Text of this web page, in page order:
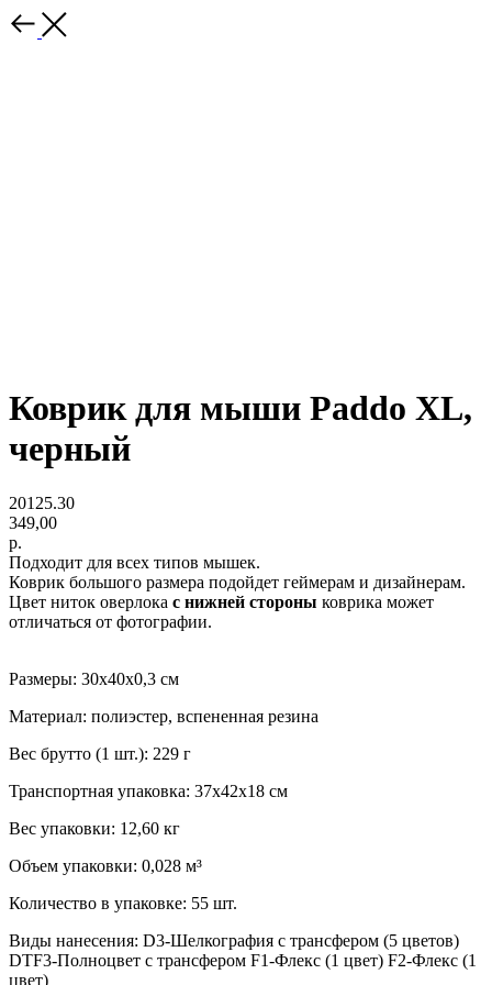
Коврик для мыши Paddo ХL,
черный
20125.30
349,00
р.
Подходит для всех типов мышек.
Коврик большого размера подойдет геймерам и дизайнерам.
Цвет ниток оверлока с нижней стороны коврика может
отличаться от фотографии.
Размеры: 30х40х0,3 см
Материал: полиэстер, вспененная резина
Вес брутто (1 шт.): 229 г
Транспортная упаковка: 37x42x18 см
Вес упаковки: 12,60 кг
Объем упаковки: 0,028 м³
Количество в упаковке: 55 шт.
Виды нанесения: D3-Шелкография с трансфером (5 цветов)
DTF3-Полноцвет с трансфером F1-Флекс (1 цвет) F2-Флекс (1
цвет)